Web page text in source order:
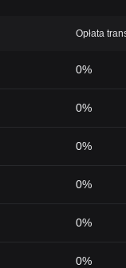
Opłata
0%
0%
0%
0%
0%
0%